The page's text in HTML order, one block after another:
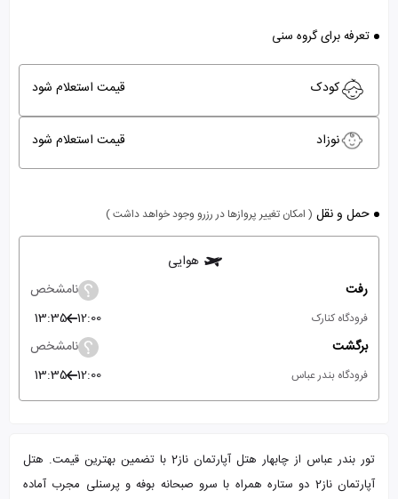
تعرفه برای گروه سنی
کودک قیمت استعلام شود
نوزاد قیمت استعلام شود
حمل و نقل ( امکان تغییر پروازها در رزرو وجود خواهد داشت )
هوایی
رفت
نامشخص
فرودگاه کنارک 12:00
13:35
برگشت
نامشخص
فرودگاه بندر عباس 12:00
13:35
تور بندر عباس از چابهار هتل آپارتمان ناز2 با تضمین بهترین قیمت. هتل
آپارتمان ناز2 دو ستاره همراه با سرو صبحانه بوفه و پرسنلی مجرب آماده